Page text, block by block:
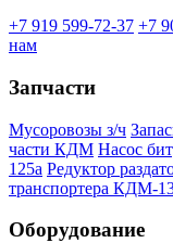
+7 919 599-72-37 +7
нам
Запчасти
Мусоровозы з/ч
части КДМ Насос
125а Редуктор
транспортера КДМ-
Оборудование